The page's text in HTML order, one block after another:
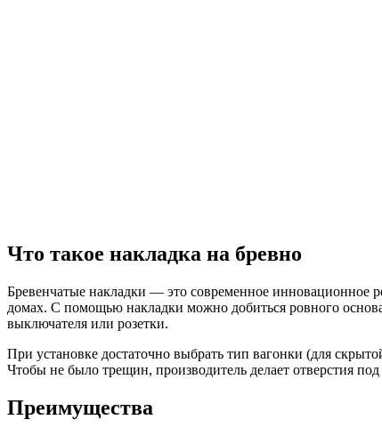
Что такое накладка на бревно
Бревенчатые накладки — это современное инновационное
домах. С помощью накладки можно добиться ровного
выключателя или розетки.
При установке достаточно выбрать тип вагонки (для
Чтобы не было трещин, производитель делает отверстия
Преимущества